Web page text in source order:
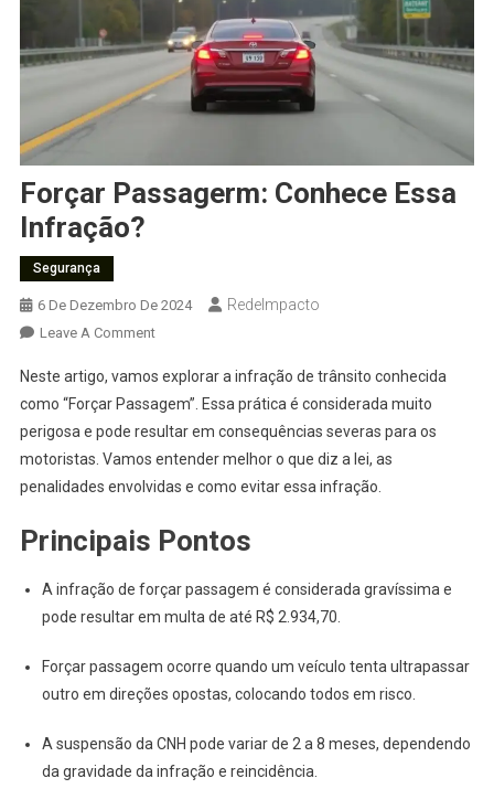
Forçar Passagerm: Conhece Essa
Infração?
Segurança
6 De Dezembro De 2024 RedeImpacto
Leave A CommentOn
Passagerm:
Conhece
Essa
Infração?
Neste artigo, vamos explorar a infração de trânsito conhecida
como “Forçar Passagem”. Essa prática é considerada muito
perigosa e pode resultar em consequências severas para os
motoristas. Vamos entender melhor o que diz a lei, as
penalidades envolvidas e como evitar essa infração.
Principais Pontos
A infração de forçar passagem é considerada gravíssima e
pode resultar em multa de até R$ 2.934,70.
Forçar passagem ocorre quando um veículo tenta ultrapassar
outro em direções opostas, colocando todos em risco.
A suspensão da CNH pode variar de 2 a 8 meses, dependendo
da gravidade da infração e reincidência.